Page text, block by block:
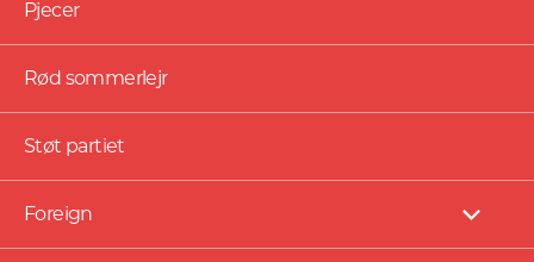
Pjecer
Rød sommerlejr
Støt partiet
Foreign
Vis